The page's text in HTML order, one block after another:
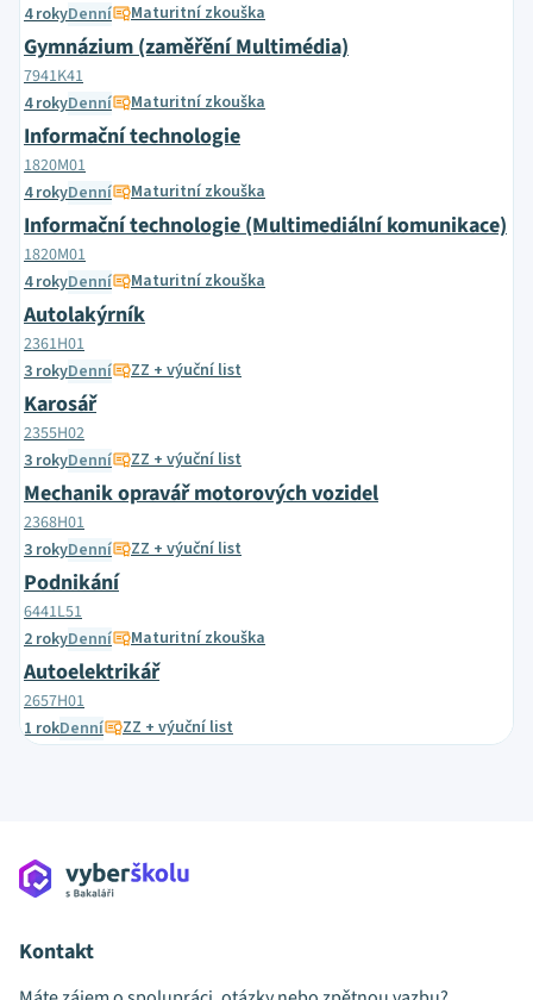
4 rokyDenní Maturitní zkouška
Gymnázium (zaměřění Multimédia)
7941K41
4 rokyDenní Maturitní zkouška
Informační technologie
1820M01
4 rokyDenní Maturitní zkouška
Informační technologie (Multimediální komunikace)
1820M01
4 rokyDenní Maturitní zkouška
Autolakýrník
2361H01
3 rokyDenní ZZ + výuční list
Karosář
2355H02
3 rokyDenní ZZ + výuční list
Mechanik opravář motorových vozidel
2368H01
3 rokyDenní ZZ + výuční list
Podnikání
6441L51
2 rokyDenní Maturitní zkouška
Autoelektrikář
2657H01
1 rokDenní ZZ + výuční list
Kontakt